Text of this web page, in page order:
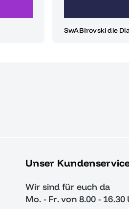
SwABIrovski die
Unser
Wir sind für euch da
Mo. - Fr. von 8.00 - 16.30